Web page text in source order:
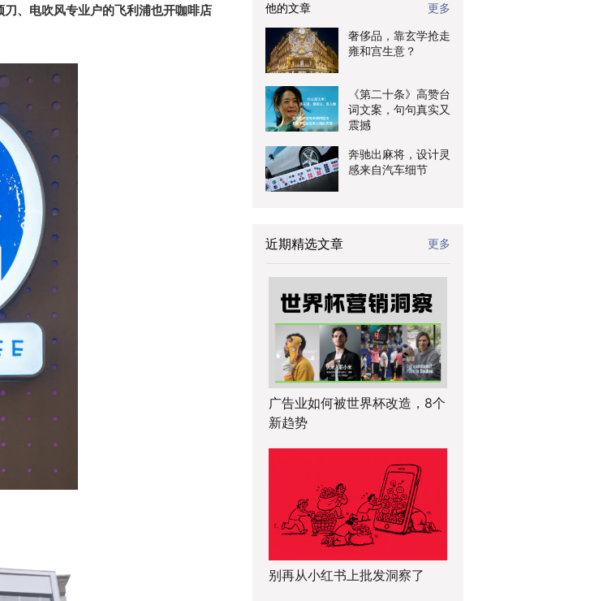
、电吹风专业户的飞利浦也开咖啡店
他的文章 更多
奢侈品，靠玄学抢走
雍和宫生意？
《第二十条》高赞台
词文案，句句真实又
震撼
奔驰出麻将，设计灵
感来自汽车细节
近期精选文章 更多
广告业如何被世界杯改造，8个
新趋势
别再从小红书上批发洞察了